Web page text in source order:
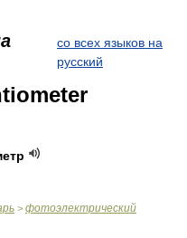
со всех языков на
русский
> фотоэлектрический